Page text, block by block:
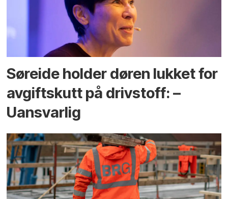
Søreide holder døren lukket for
avgiftskutt på drivstoff: –
Uansvarlig